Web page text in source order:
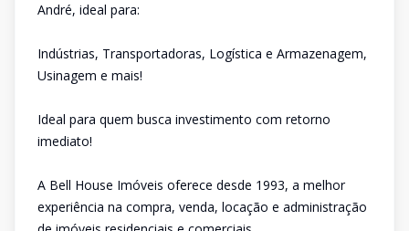
André, ideal para:
Indústrias, Transportadoras, Logística e Armazenagem,
Usinagem e mais!
Ideal para quem busca investimento com retorno
imediato!
A Bell House Imóveis oferece desde 1993, a melhor
experiência na compra, venda, locação e administração